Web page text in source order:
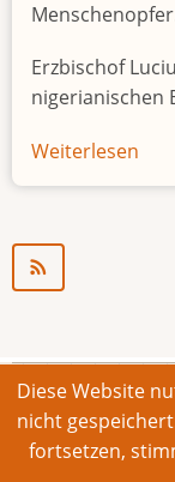
Erzbischof
nigerianischen
Weiterlesen
© 2026
Footer
Impressum
Diese Website
nicht
fortsetzen,